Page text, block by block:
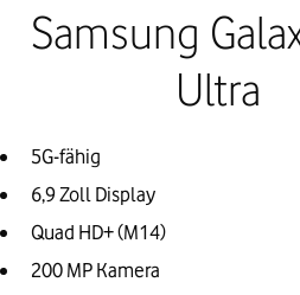
Samsung
Ultra
5G-fähig
6,9 Zoll Display
Quad HD+ (M14)
200 MP Kamera